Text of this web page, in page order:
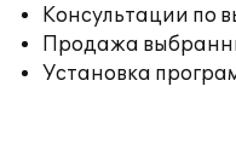
Консультации по
Продажа
Установка